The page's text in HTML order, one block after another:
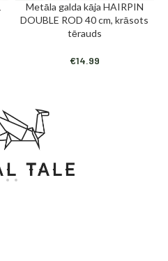
Metāla galda kāja HAIRPIN
DOUBLE ROD 40 cm, krāsots
tērauds
€14.99